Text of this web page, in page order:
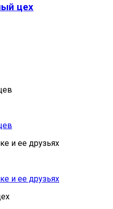
цех
и ее друзьях
и ее друзьях